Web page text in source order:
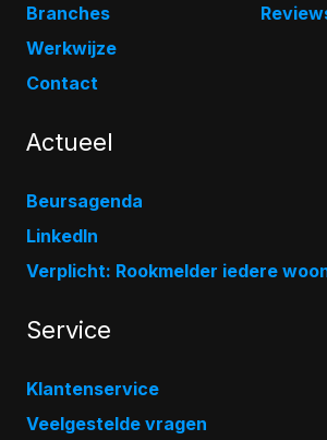
Branches
Werkwijze
Contact
Actueel
Beursagenda
LinkedIn
Verplicht: Rookmelder iedere
Service
Klantenservice
Veelgestelde vragen